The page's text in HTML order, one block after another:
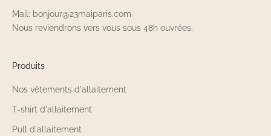
Mail: bonjour@23maiparis.com
Nous reviendrons vers vous sous 48h ouvrées.
Produits
Nos vêtements d'allaitement
T-shirt d'allaitement
Pull d'allaitement